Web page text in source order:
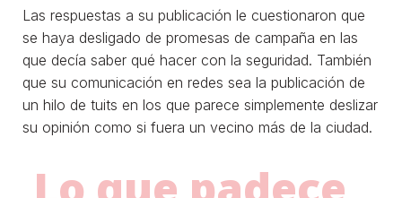
Las respuestas a su publicación le cuestionaron que
se haya desligado de promesas de campaña en las
que decía saber qué hacer con la seguridad. También
que su comunicación en redes sea la publicación de
un hilo de tuits en los que parece simplemente deslizar
su opinión como si fuera un vecino más de la ciudad.